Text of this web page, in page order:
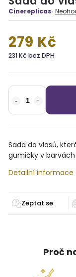
Cinereplicas
279 Kč
231 Kč bez DPH
Sada do vlasů,
gumičky v barvách
Detailní informace
Zeptat se
Proč